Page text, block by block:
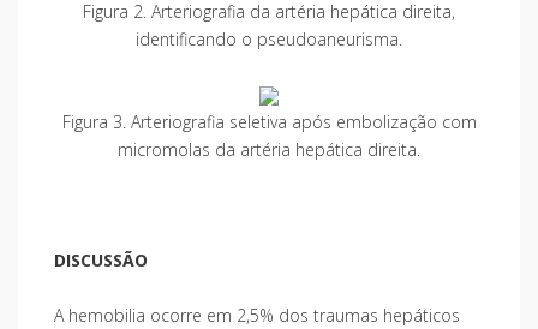
Figura 2. Arteriografia da artéria hepática direita,
identificando o pseudoaneurisma.
Figura 3. Arteriografia seletiva após embolização com
micromolas da artéria hepática direita.
DISCUSSÃO
A hemobilia ocorre em 2,5% dos traumas hepáticos